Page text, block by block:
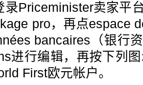
卖家平台
pro，再点espace
bancaires（银行
进行编辑，再按下列
First欧元帐户。